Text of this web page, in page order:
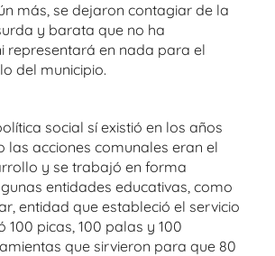
más, se dejaron contagiar de la
y barata que no ha
representará en nada para el
del municipio.
social sí existió en los años
las acciones comunales eran el
y se trabajó en forma
entidades educativas, como
entidad que estableció el servicio
100 picas, 100 palas y 100
que sirvieron para que 80